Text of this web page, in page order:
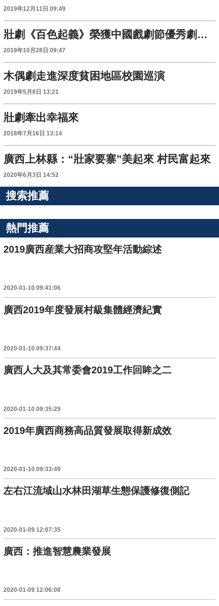
2019年12月11日 09:49
壯劇《百色起義》榮獲中國戲劇節優秀劇目獎
2019年10月28日 09:47
木偶劇走進深度貧困地區校園巡演
2019年5月8日 13:21
壯劇牽出幸福來
2018年7月16日 13:14
廣西上林縣：“壯家要寨”美起來 村民富起來
2020年6月3日 14:52
搜索推薦
熱門推薦
2019廣西産業大招商攻堅年活動綜述
2020-01-10 09:41:06
廣西2019年度發展村級集體經濟紀實
2020-01-10 09:37:44
廣西人大及其常委會2019工作回眸之二
2020-01-10 09:35:29
2019年廣西商務高品質發展取得新成效
2020-01-10 09:33:49
左右江流域山水林田湖草生態保護修復側記
2020-01-09 12:07:35
廣西：推進智慧農業發展
2020-01-09 12:06:08